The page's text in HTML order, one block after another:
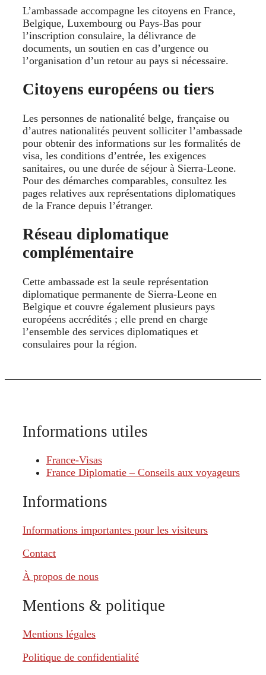
L’ambassade accompagne les citoyens en France,
Belgique, Luxembourg ou Pays‑Bas pour
l’inscription consulaire, la délivrance de
documents, un soutien en cas d’urgence ou
l’organisation d’un retour au pays si nécessaire.
Citoyens européens ou tiers
Les personnes de nationalité belge, française ou
d’autres nationalités peuvent solliciter l’ambassade
pour obtenir des informations sur les formalités de
visa, les conditions d’entrée, les exigences
sanitaires, ou une durée de séjour à Sierra‑Leone.
Pour des démarches comparables, consultez les
pages relatives aux représentations diplomatiques
de la France depuis l’étranger.
Réseau diplomatique
complémentaire
Cette ambassade est la seule représentation
diplomatique permanente de Sierra‑Leone en
Belgique et couvre également plusieurs pays
européens accrédités ; elle prend en charge
l’ensemble des services diplomatiques et
consulaires pour la région.
Informations utiles
France-Visas
France Diplomatie – Conseils aux voyageurs
Informations
Informations importantes pour les visiteurs
Contact
À propos de nous
Mentions & politique
Mentions légales
Politique de confidentialité